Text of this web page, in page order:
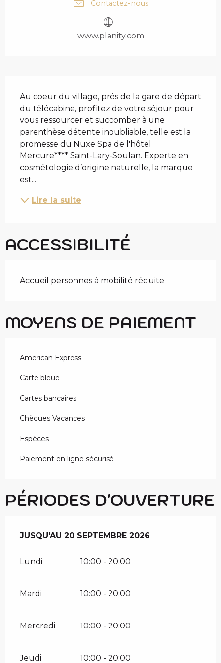
Contactez-nous
www.planity.com
Au coeur du village, prés de la gare de départ
du télécabine, profitez de votre séjour pour
vous ressourcer et succomber à une
parenthèse détente inoubliable, telle est la
promesse du Nuxe Spa de l'hôtel
Mercure**** Saint-Lary-Soulan. Experte en
cosmétologie d’origine naturelle, la marque
est...
Lire la suite
ACCESSIBILITÉ
Accueil personnes à mobilité réduite
MOYENS DE PAIEMENT
American Express
Carte bleue
Cartes bancaires
Chèques Vacances
Espèces
Paiement en ligne sécurisé
PÉRIODES D'OUVERTURE
DU19 JUIN 2026AU20 SEPTEMBRE 2026
JUSQU'AU 20 SEPTEMBRE 2026
Lundi 10:00 - 20:00
Mardi 10:00 - 20:00
Mercredi 10:00 - 20:00
Jeudi 10:00 - 20:00